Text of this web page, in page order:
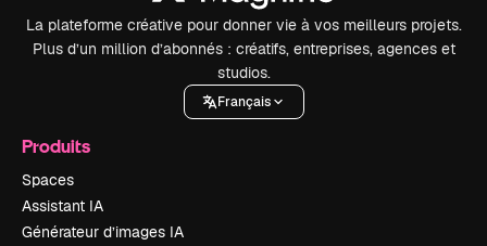
La plateforme créative pour donner vie à vos meilleurs projets.
Plus d’un million d’abonnés : créatifs, entreprises, agences et
studios.
Français
Produits
Spaces
Assistant IA
Générateur d’images IA